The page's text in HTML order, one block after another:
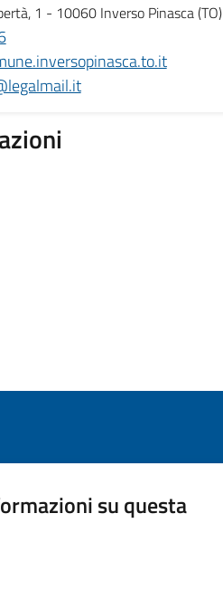
1 - 10060 Inverso Pinasca (TO)
su questa